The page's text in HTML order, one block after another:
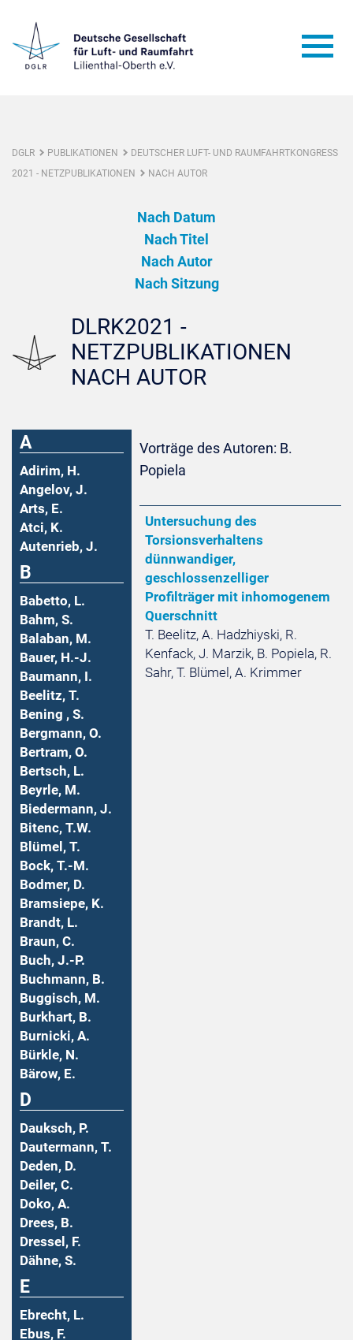
DGLR PUBLIKATIONEN
DEUTSCHER LUFT- UND RAUMFAHRTKONGRESS
2021 - NETZPUBLIKATIONEN
NACH AUTOR
Nach Datum
Nach Titel
Nach Autor
Nach Sitzung
DLRK2021 -
NETZPUBLIKATIONEN
NACH AUTOR
A
Adirim, H.
Angelov, J.
Arts, E.
Atci, K.
Autenrieb, J.
B
Babetto, L.
Bahm, S.
Balaban, M.
Bauer, H.-J.
Baumann, I.
Beelitz, T.
Bening , S.
Bergmann, O.
Bertram, O.
Bertsch, L.
Beyrle, M.
Biedermann, J.
Bitenc, T.W.
Blümel, T.
Bock, T.-M.
Bodmer, D.
Bramsiepe, K.
Brandt, L.
Braun, C.
Buch, J.-P.
Buchmann, B.
Buggisch, M.
Burkhart, B.
Burnicki, A.
Bürkle, N.
Bärow, E.
D
Dauksch, P.
Dautermann, T.
Deden, D.
Deiler, C.
Doko, A.
Drees, B.
Dressel, F.
Dähne, S.
E
Ebrecht, L.
Ebus, F.
Vorträge des Autoren: B.
Popiela
Untersuchung des
Torsionsverhaltens
dünnwandiger,
geschlossenzelliger
Profilträger mit inhomogenem
Querschnitt
T. Beelitz, A. Hadzhiyski, R.
Kenfack, J. Marzik, B. Popiela, R.
Sahr, T. Blümel, A. Krimmer